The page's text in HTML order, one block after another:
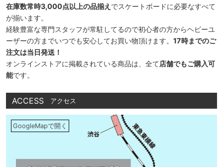
在庫数常時3,000点以上の品揃え でスケートボードに必要なすべて
が揃います。
経験豊富な専門スタッフが常駐してるので初心者の方からヘビーユ
ーザーの方までいつでも安心してお買い物頂けます。 17時までのご
注文は当日発送！
オンラインストアに掲載されている商品は、全て店舗でもご購入可
能です。
ACCESS アクセス
GoogleMapで開く